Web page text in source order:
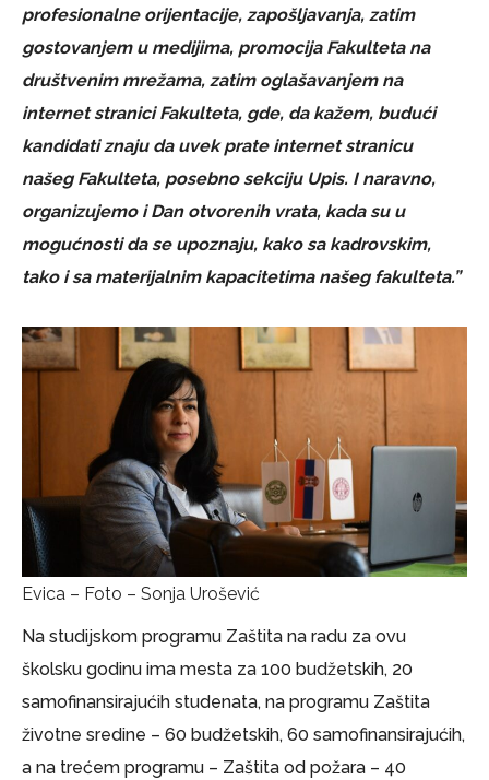
profesionalne orijentacije, zapošljavanja, zatim
gostovanjem u medijima, promocija Fakulteta na
društvenim mrežama, zatim oglašavanjem na
internet stranici Fakulteta, gde, da kažem, budući
kandidati znaju da uvek prate internet stranicu
našeg Fakulteta, posebno sekciju Upis. I naravno,
organizujemo i Dan otvorenih vrata, kada su u
mogućnosti da se upoznaju, kako sa kadrovskim,
tako i sa materijalnim kapacitetima našeg fakulteta.”
Evica – Foto – Sonja Urošević
Na studijskom programu Zaštita na radu za ovu
školsku godinu ima mesta za 100 budžetskih, 20
samofinansirajućih studenata, na programu Zaštita
životne sredine – 60 budžetskih, 60 samofinansirajućih,
a na trećem programu – Zaštita od požara – 40